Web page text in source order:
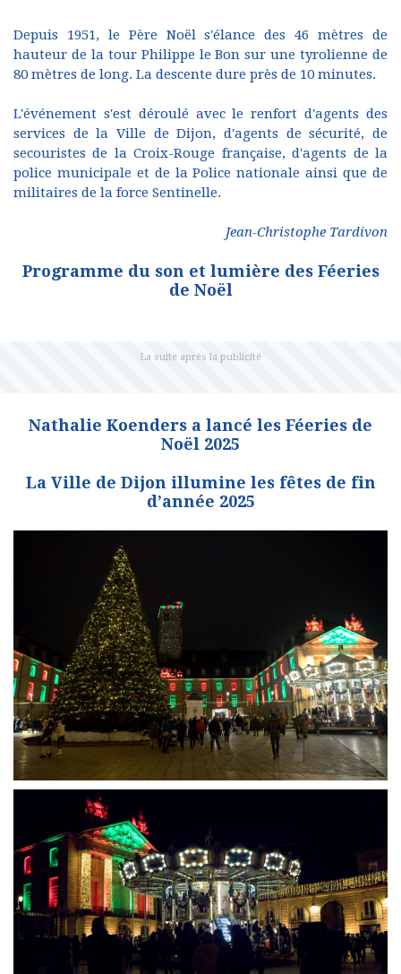
Depuis 1951, le Père Noël s'élance des 46 mètres de
hauteur de la tour Philippe le Bon sur une tyrolienne de
80 mètres de long. La descente dure près de 10 minutes.
L'événement s'est déroulé avec le renfort d'agents des
services de la Ville de Dijon, d'agents de sécurité, de
secouristes de la Croix-Rouge française, d'agents de la
police municipale et de la Police nationale ainsi que de
militaires de la force Sentinelle.
Jean-Christophe Tardivon
Programme du son et lumière des Féeries
de Noël
Nathalie Koenders a lancé les Féeries de
Noël 2025
La Ville de Dijon illumine les fêtes de fin
d’année 2025